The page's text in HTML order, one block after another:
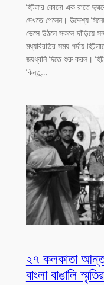
হিটলার কোনো এক রাতে
দেখতে গেলেন। উদ্দেশ্য
ভেসে উঠলে সকলে দাঁড়িয়ে
মধ্যবিরতির সময় পর্দায়
জয়ধ্বনি দিতে শুরু করল।
কিন্তু…
২৭ কলকাতা
বাংলা বাঙালি